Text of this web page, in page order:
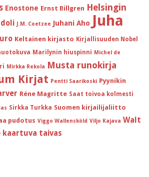
Enostone Ernst Billgren Helsingin
J.M. Coetzee Juhani Aho Juha
Keltainen kirjasto Kirjallisuuden Nobel
Marilynin hiuspinni Michel de
Mirkka Rekola Musta runokirja
Kirjat Pentti Saarikoski Pyynikin
Réne Magritte Saat toivoa kolmesti
Sirkka Turkka Suomen kirjailijaliitto
pudotus Viggo Wallensköld Viljo Kajava Walt
kaartuva taivas